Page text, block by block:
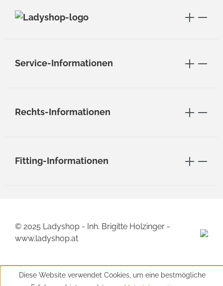
Service-Informationen
Rechts-Informationen
Fitting-Informationen
© 2025 Ladyshop - Inh. Brigitte Holzinger -
www.ladyshop.at
Diese Website verwendet Cookies, um eine bestmögliche